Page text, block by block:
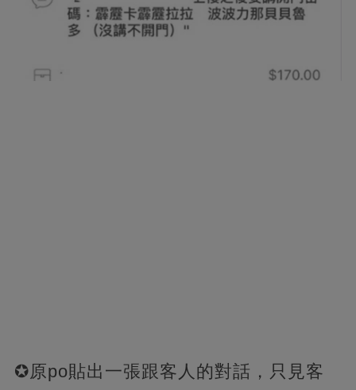
✪原po貼出一張跟客人的對話，只見客